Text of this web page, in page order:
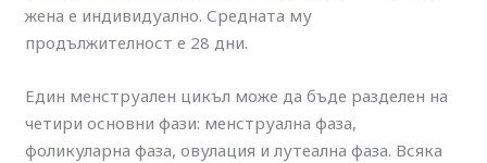
жена е индивидуално. Средната му
продължителност е 28 дни.
Един менструален цикъл може да бъде разделен на
четири основни фази: менструална фаза,
фоликуларна фаза, овулация и лутеална фаза. Всяка